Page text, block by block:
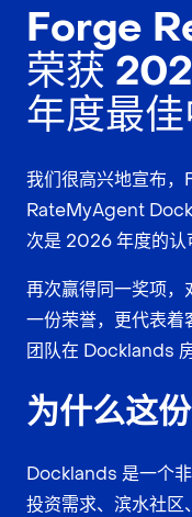
Forge
荣获
年度最
我们很高兴地宣布
RateMyAgent
次是 2026 年度的认
再次赢得同一奖项，
一份荣誉，更代表着
团队在 Docklands
为什么这
Docklands 是一个非
投资需求、滨水社区